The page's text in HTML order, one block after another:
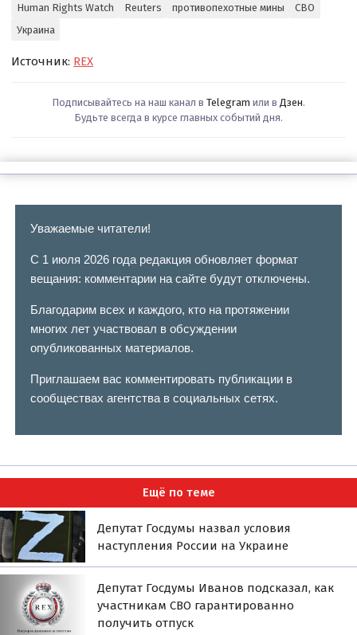
Human Rights Watch Reuters противопехотные мины
СВО
Украина
Источник: REX
Подписывайтесь на наш канал в Telegram или в Дзен.
Будьте всегда в курсе главных событий дня.
Уважаемые читатели!
С 1 июля 2026 года редакция обновляет формат
вещания: комментарии на сайте будут отключены.
Благодарим всех и каждого, кто на протяжении
многих лет участвовал в обсуждении
опубликованных материалов.
Приглашаем вас комментировать публикации в
сообществах агентства в социальных сетях.
Ещё по теме
Депутат Госдумы назвал условия
наступления России на Украине
Депутат Госдумы Иванов подсказал, как
участникам СВО гарантированно
получить отпуск